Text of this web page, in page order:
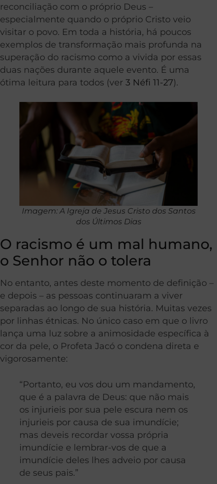
reconciliação com o próprio Deus –
especialmente quando o próprio Cristo veio
visitar o povo. Em toda a história, há poucos
exemplos de transformação mais profunda na
superação do racismo como a vivida por essas
duas nações durante aquele evento. É uma
ótima leitura para todos (ver 3 Néfi 11-27).
Imagem: A Igreja de Jesus Cristo dos Santos
dos Últimos Dias
O racismo é um mal humano,
o Senhor não o tolera
No entanto, antes deste momento de definição –
e depois – as pessoas continuaram a viver
separadas ao longo de sua história. Muitas vezes
por linhas étnicas. No único caso em que o livro
lança uma luz sobre a animosidade específica à
cor da pele, o Profeta Jacó o condena direta e
vigorosamente:
“Portanto, eu vos dou um mandamento,
que é a palavra de Deus: que não mais
os injurieis por sua pele escura nem os
injurieis por causa de sua imundície;
mas deveis recordar vossa própria
imundície e lembrar-vos de que a
imundície deles lhes adveio por causa
de seus pais.”